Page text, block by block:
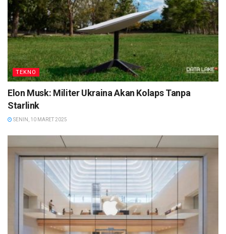
TEKNO
Elon Musk: Militer Ukraina Akan Kolaps Tanpa
Starlink
SENIN, 10 MARET 2025